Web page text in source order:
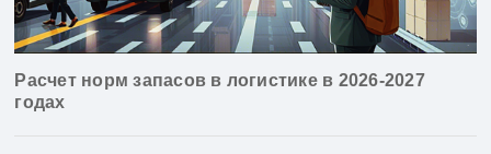
Расчет норм запасов в логистике в 2026-2027
годах